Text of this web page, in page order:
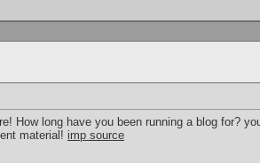
How long have you been running a blog for?
material! imp source